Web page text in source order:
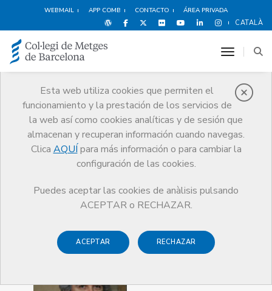
WEBMAIL APP COMB CONTACTO ÁREA PRIVADA
CATALÀ
Esta web utiliza cookies que permiten el
funcionamiento y la prestación de los servicios de
la web así como cookies analíticas y de sesión que
almacenan y recuperan información cuando navegas.
Clica AQUÍ para más información o para cambiar la
configuración de las cookies.
Puedes aceptar las cookies de anàlisis pulsando
ACEPTAR o RECHAZAR.
ACEPTAR RECHAZAR
toggle
Premios
El CoMB Guardonat Edició 2004
Guardonat Edició 2004